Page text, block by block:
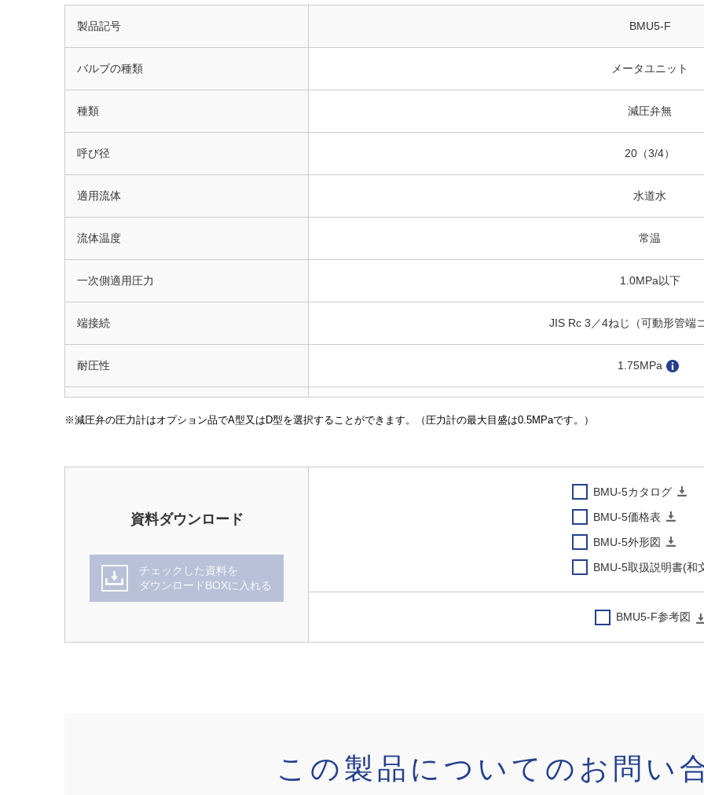
製品記号 BMU5-F
バルブの種類 メータユニット
種類 減圧弁無
呼び径 20（3/4）
適用流体 水道水
流体温度 常温
一次側適用圧力 1.0MPa以下
端接続 JIS Rc 3／4ねじ（可動形管端
耐圧性 1.75MPa
減圧弁の圧力計はオプション品でA型又はD型を選択することができます。（圧力計の最大目盛は0.5MPaです。）
資料ダウンロード
チェックした資料を
ダウンロードBOXに入れる
BMU-5カタログ
BMU-5価格表
BMU-5外形図
BMU-5取扱説明書(和
BMU5-F参考図
この製品についてのお問い